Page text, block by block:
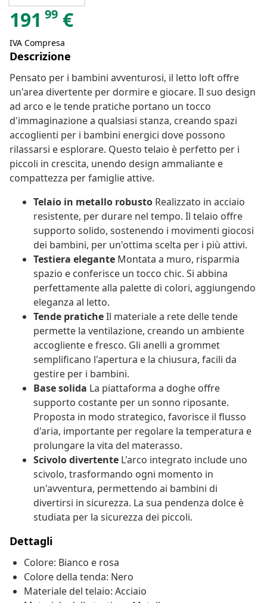
191 99 €
IVA Compresa
Descrizione
Pensato per i bambini avventurosi, il letto loft offre
un'area divertente per dormire e giocare. Il suo design
ad arco e le tende pratiche portano un tocco
d'immaginazione a qualsiasi stanza, creando spazi
accoglienti per i bambini energici dove possono
rilassarsi e esplorare. Questo telaio è perfetto per i
piccoli in crescita, unendo design ammaliante e
compattezza per famiglie attive.
Telaio in metallo robusto Realizzato in acciaio
resistente, per durare nel tempo. Il telaio offre
supporto solido, sostenendo i movimenti giocosi
dei bambini, per un'ottima scelta per i più attivi.
Testiera elegante Montata a muro, risparmia
spazio e conferisce un tocco chic. Si abbina
perfettamente alla palette di colori, aggiungendo
eleganza al letto.
Tende praticheIl materiale a rete delle tende
permette la ventilazione, creando un ambiente
accogliente e fresco. Gli anelli a grommet
semplificano l'apertura e la chiusura, facili da
gestire per i bambini.
Base solida La piattaforma a doghe offre
supporto costante per un sonno riposante.
Proposta in modo strategico, favorisce il flusso
d'aria, importante per regolare la temperatura e
prolungare la vita del materasso.
Scivolo divertente L'arco integrato include uno
scivolo, trasformando ogni momento in
un'avventura, permettendo ai bambini di
divertirsi in sicurezza. La sua pendenza dolce è
studiata per la sicurezza dei piccoli.
Dettagli
Colore: Bianco e rosa
Colore della tenda: Nero
Materiale del telaio: Acciaio